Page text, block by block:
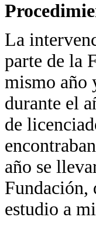
La
parte de la
mismo año
durante el
de
año se
Fundación,
estudio a